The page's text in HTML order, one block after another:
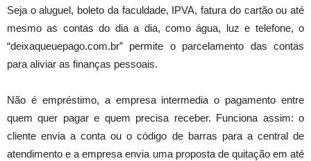
Seja o aluguel, boleto da faculdade, IPVA, fatura do cartão ou até
mesmo as contas do dia a dia, como água, luz e telefone, o
“deixaqueuepago.com.br” permite o parcelamento das contas
para aliviar as finanças pessoais.
Não é empréstimo, a empresa intermedia o pagamento entre
quem quer pagar e quem precisa receber. Funciona assim: o
cliente envia a conta ou o código de barras para a central de
atendimento e a empresa envia uma proposta de quitação em até